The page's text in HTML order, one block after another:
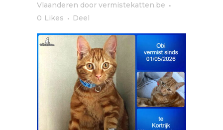
Vlaanderen door vermistekatten.be
0 Likes Deel